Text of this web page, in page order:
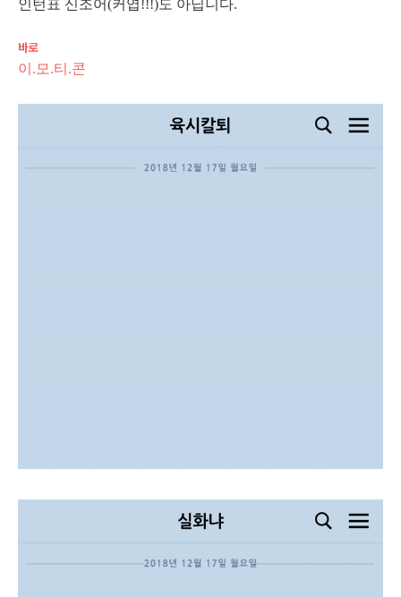
인턴표 신조어(커엽!!!)도 아닙니다.
바로
이.모.티.콘